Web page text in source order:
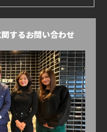
するお問い合わせ